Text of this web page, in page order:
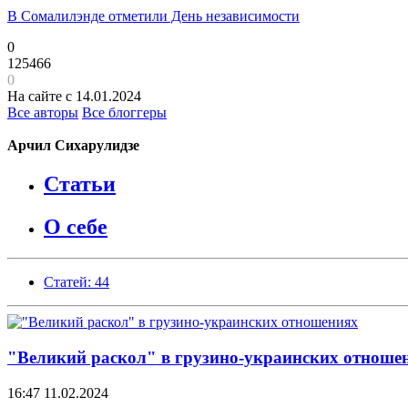
В Сомалилэнде отметили День независимости
0
125466
0
На сайте с 14.01.2024
Все авторы Все блоггеры
Арчил Сихарулидзе
Статьи
О себе
Статей: 44
"Великий раскол" в грузино-украинских
16:47 11.02.2024